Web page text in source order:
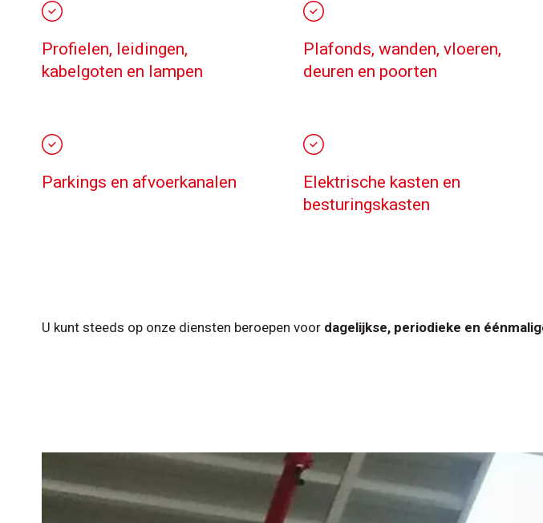
Profielen, leidingen,
kabelgoten en lampen
Plafonds, wanden, vloeren,
deuren en poorten
Parkings en afvoerkanalen
Elektrische kasten en
besturingskasten
U kunt steeds op onze diensten beroepen voor dagelijkse, periodieke en